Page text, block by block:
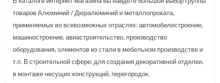
товаров Алюминий / Дюралюминий и металлопроката,
применяемых во всевозможных отраслях: автомобилестроение,
машиностроение, авиастроительство, производство
оборудования, элементов из стали в мебельном производстве и
т.п. В строительной сфере: для создания декоративной отделки,
в монтаже несущих конструкций, перегородок.